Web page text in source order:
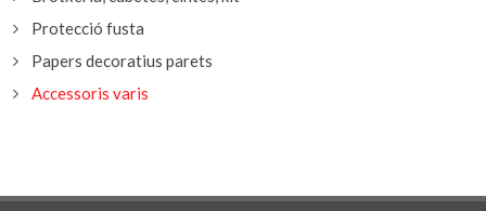
Protecció fusta
Papers decoratius parets
Accessoris varis